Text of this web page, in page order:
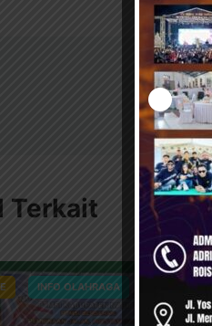
Terkait
INFO OLAHRAGA